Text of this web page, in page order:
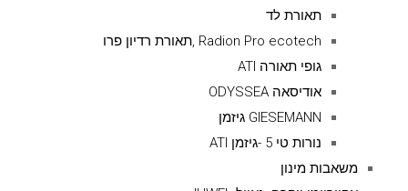
תאורת לד
Radion Pro ecotech ,תאורת רדיון פרו
גופי תאורה ATI
אודיסאה ODYSSEA
GIESEMANN גיזמן
נורות טי 5 -גיזמן ATI
משאבות מינון